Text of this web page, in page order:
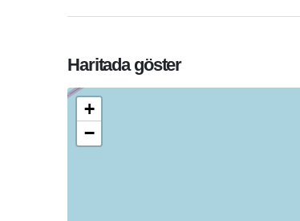
Haritada göster
+
−